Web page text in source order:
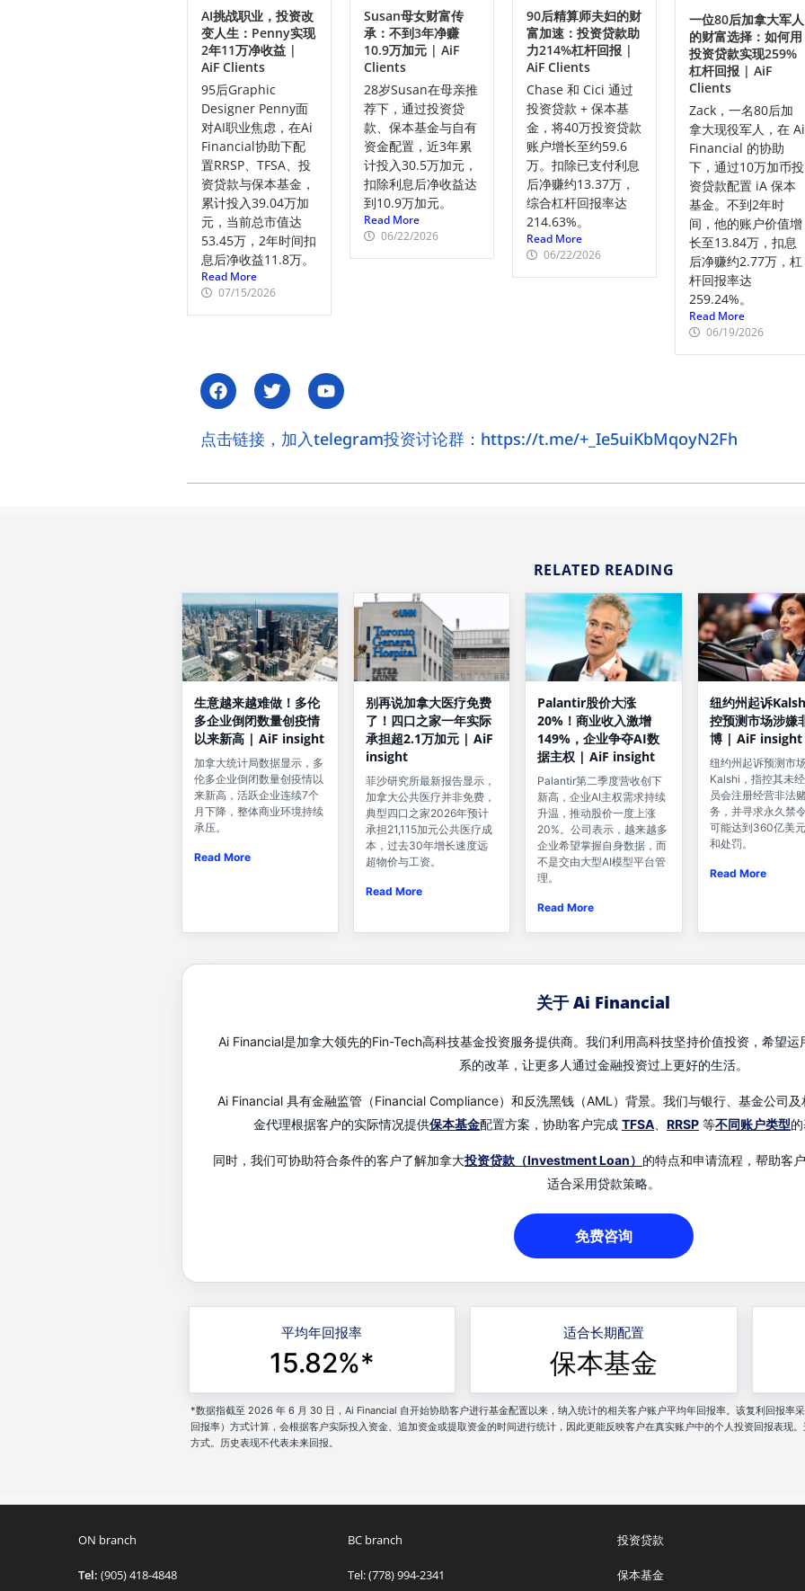
AI挑战职业，投资改
变人生：Penny实现
2年11万净收益 |
AiF Clients
95后Graphic
Designer Penny面
对AI职业焦虑，在Ai
Financial协助下配
置RRSP、TFSA、投
资贷款与保本基金，
累计投入39.04万加
元，当前总市值达
53.45万，2年时间扣
息后净收益11.8万。
Read More
07/15/2026
Susan母女财富传
承：不到3年净赚
10.9万加元 | AiF
Clients
28岁Susan在母亲推
荐下，通过投资贷
款、保本基金与自有
资金配置，近3年累
计投入30.5万加元，
扣除利息后净收益达
到10.9万加元。
Read More
06/22/2026
90后精算师夫妇的财
富加速：投资贷款助
力214%杠杆回报 |
AiF Clients
Chase 和 Cici 通过
投资贷款 + 保本基
金，将40万投资贷款
账户增长至约59.6
万。扣除已支付利息
后净赚约13.37万，
综合杠杆回报率达
214.63%。
Read More
06/22/2026
一位80后加拿大军人
的财富选择：如何用
投资贷款实现259%
杠杆回报 | AiF
Clients
Zack，一名80后加
拿大现役军人，在 Ai
Financial 的协助
下，通过10万加币投
资贷款配置 iA 保本
基金。不到2年时
间，他的账户价值增
长至13.84万，扣息
后净赚约2.77万，杠
杆回报率达
259.24%。
Read More
06/19/2026
点击链接，加入telegram投资讨论群：https://t.me/+_Ie5uiKbMqoyN2Fh
RELATED READING
生意越来越难做！多伦
多企业倒闭数量创疫情
以来新高 | AiF insight
加拿大统计局数据显示，多
伦多企业倒闭数量创疫情以
来新高，活跃企业连续7个
月下降，整体商业环境持续
承压。
Read More
别再说加拿大医疗免费
了！四口之家一年实际
承担超2.1万加元 | AiF
insight
菲沙研究所最新报告显示，
加拿大公共医疗并非免费，
典型四口之家2026年预计
承担21,115加元公共医疗成
本，过去30年增长速度远
超物价与工资。
Read More
Palantir股价大涨
20%！商业收入激增
149%，企业争夺AI数
据主权 | AiF insight
Palantir第二季度营收创下
新高，企业AI主权需求持续
升温，推动股价一度上涨
20%。公司表示，越来越多
企业希望掌握自身数据，而
不是交由大型AI模型平台管
理。
Read More
纽约州起诉
控预测市场涉嫌
博 | AiF insight
纽约州起诉预测市
Kalshi，指控其未
员会注册经营非法
务，并寻求永久禁
可能达到360亿美
和处罚。
Read More
关于 Ai Financial
Ai Financial是加拿大领先的Fin-Tech高科技基金投资服务提供商。我们利用高科技坚持价值投资，希望
系的改革，让更多人通过金融投资过上更好的生活。
Ai Financial 具有金融监管（Financial Compliance）和反洗黑钱（AML）背景。我们与银行、基金公司
金代理根据客户的实际情况提供保本基金配置方案，协助客户完成 TFSA、 RRSP等不同账户类型
同时，我们可协助符合条件的客户了解加拿大投资贷款（Investment Loan） 的特点和申请流程，帮助客
适合采用贷款策略。
免费咨询
平均年回报率
15.82%*
适合长期配置
保本基金
*数据指截至 2026 年 6 月 30 日，Ai Financial 自开始协助客户进行基金配置以来，纳入统计的相关客户账户平均年回报率。该复利回报率
回报率）方式计算，会根据客户实际投入资金、追加资金或提取资金的时间进行统计，因此更能反映客户在真实账户中的个人投资回报表现
方式。历史表现不代表未来回报。
ON branch
Tel: (905) 418-4848
BC branch
Tel: (778) 994-2341
投资贷款
保本基金